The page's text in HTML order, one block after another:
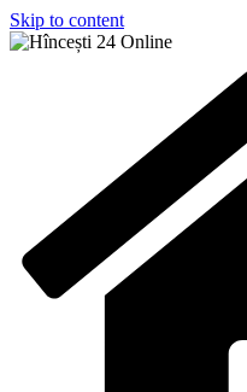
Skip to content